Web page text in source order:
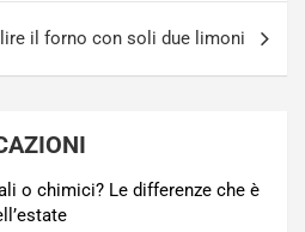
il forno con soli due limoni
o chimici? Le differenze che è